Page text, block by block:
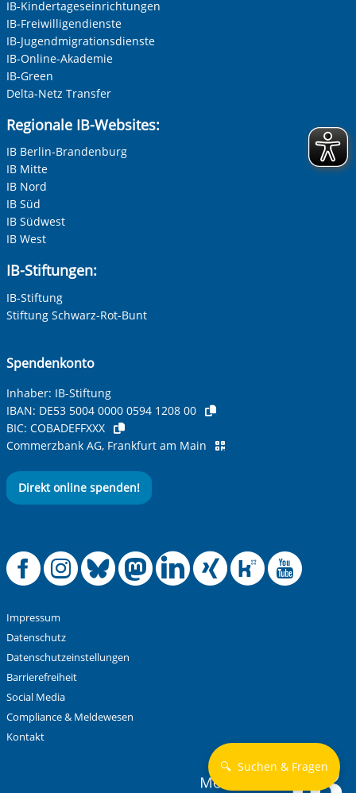
diese auch zu eigenen Zwecken. Dabei kann eine
Datenübertragung in die USA, wo kein gleichwertiges
Datenschutzniveau gewährleistet ist, nicht ausgeschlossen
werden. Alle Informationen zum Schutz Ihrer Daten finden
Sie in unserer Datenschutzerklärung. Ihre Einwilligung
können Sie in unseren Datenschutzeinstellungen jederzeit
IB-Kindertageseinrichtungen
IB-Freiwilligendienste
IB-Jugendmigrationsdienste
IB-Online-Akademie
IB-Green
Delta-Netz Transfer
Regionale IB-Websites:
IB Berlin-Brandenburg
IB Mitte
IB Nord
IB Süd
IB Südwest
IB West
IB-Stiftungen:
IB-Stiftung
Stiftung Schwarz-Rot-Bunt
Spendenkonto
Inhaber: IB-Stiftung
IBAN: DE53 5004 0000 0594 1208 00
BIC: COBADEFFXXX
Commerzbank AG, Frankfurt am Main
Direkt online spenden!
Offizielle
Offizielle
Offizielle
Offizielle
Offizielle
Impressum
Datenschutz
Datenschutzeinstellungen
Barrierefreiheit
Social Media
Compliance & Meldewesen
Kontakt
🔍 Suchen & Fragen